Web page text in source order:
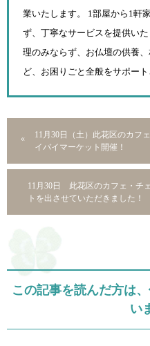
業いたします。 1部屋から1軒
ず、 丁寧なサービスを提供い
理のみならず、お仏壇の供養、
ど、お困りごと全般をサポー
11月30日（土）此花区のカ
イバイマーケット開催！
11月30日 此花区のカフェ・チ
トを出させていただきました！
この記事を読んだ方は
い